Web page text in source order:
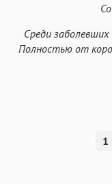
Среди
Полностью от
1